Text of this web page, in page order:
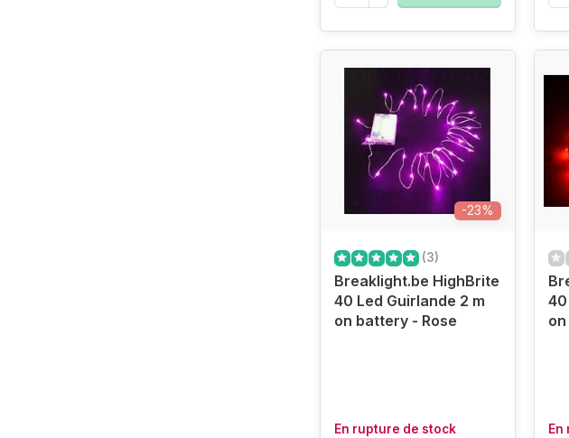
-23%
(3)
Breaklight.be HighBrite
40 Led Guirlande 2 m
on battery - Rose
En rupture de stock
40